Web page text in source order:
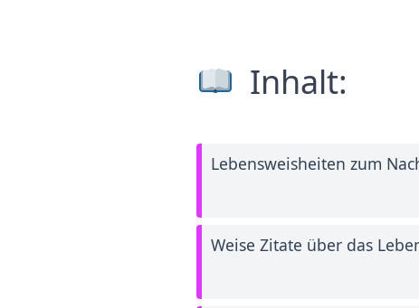
Inhalt:
Lebensweisheiten zum
Weise Zitate über das